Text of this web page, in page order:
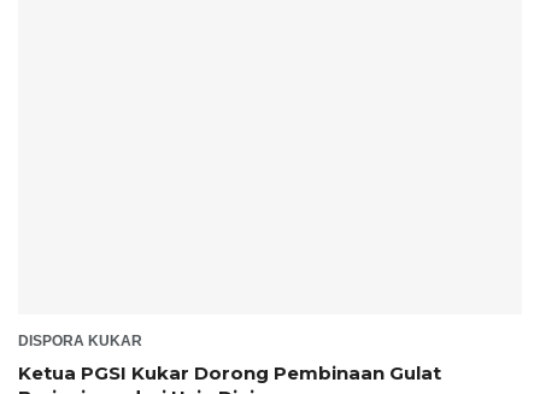
DISPORA KUKAR
Ketua PGSI Kukar Dorong Pembinaan Gulat